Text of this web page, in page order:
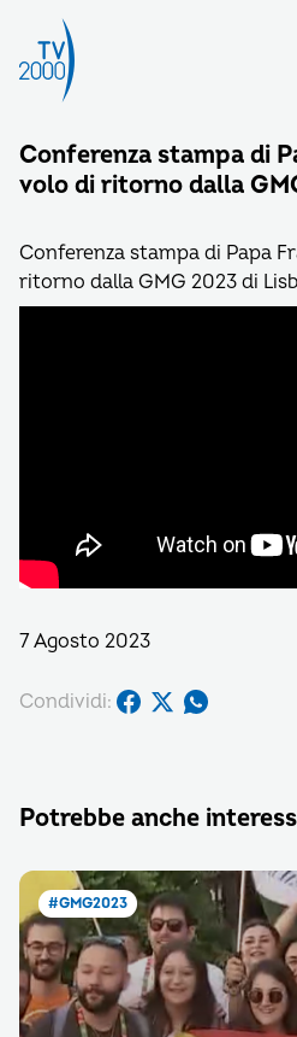
Conferenza stampa di
volo di ritorno dalla
Conferenza stampa di Papa
ritorno dalla GMG 2023 di
7 Agosto 2023
Condividi:
Potrebbe anche
#GMG2023